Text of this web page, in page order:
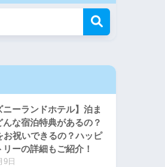
ニーランドホテル】泊ま
んな宿泊特典があるの？
お祝いできるの？ハッピ
リーの詳細もご紹介！
9日